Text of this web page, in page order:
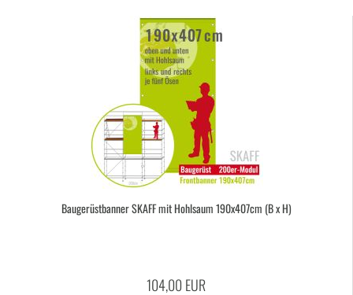
Bau­ge­rüst­ban­ner SKAFF mit Hohl­saum 190x407cm (B x H)
104,00 EUR